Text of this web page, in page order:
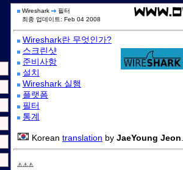
Wireshark
필터
최종 업데이트: Feb 04 2008
Wireshark란 무엇인가?
스크린샷
준비사항
설치
Wireshark 실행
플랫폼
필터
통계
Korean translation by JaeYoung Jeon
⚠️⚠️⚠️